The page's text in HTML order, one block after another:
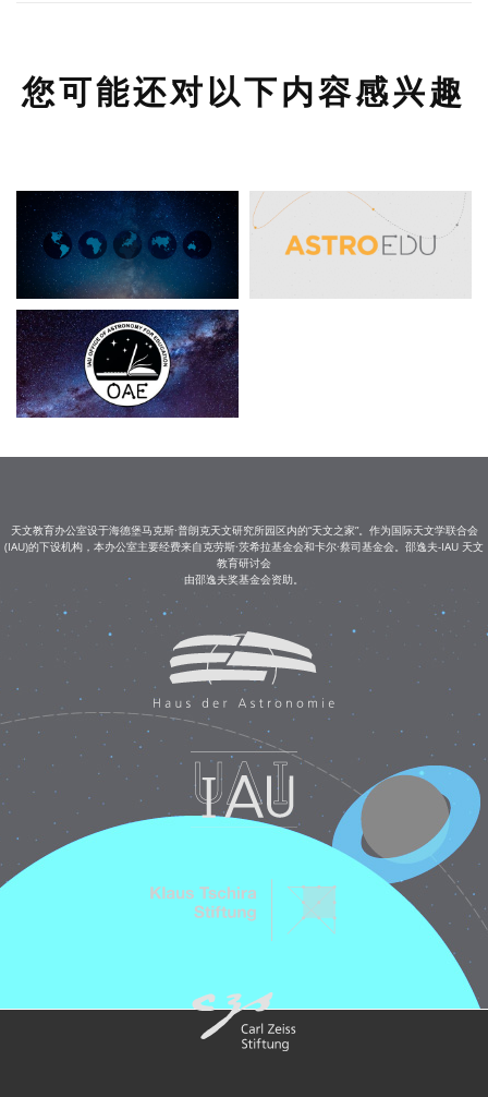
您可能还对以下内容感兴趣
天文教育办公室设于海德堡马克斯·普朗克天文研究所园区内的“天文之家”。作为国际天文学联合会
(IAU)的下设机构，本办公室主要经费来自克劳斯·茨希拉基金会和卡尔·蔡司基金会。邵逸夫-IAU 天文
教育研讨会
由邵逸夫奖基金会资助。